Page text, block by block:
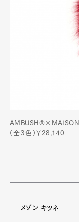
AMBUSH®×MAISON
（全３色）￥28,140
メゾン キツネ